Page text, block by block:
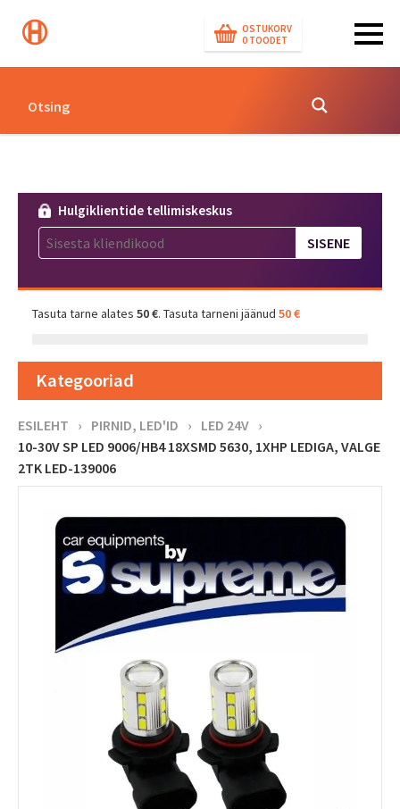
OSTUKORV
0 TOODET
Hulgiklientide tellimiskeskus
Tasuta tarne alates 50 €. Tasuta tarneni jäänud 50 €
Kategooriad
ESILEHT › PIRNID, LED'ID › LED 24V ›
10-30V SP LED 9006/HB4 18XSMD 5630, 1XHP LEDIGA, VALGE
2TK LED-139006